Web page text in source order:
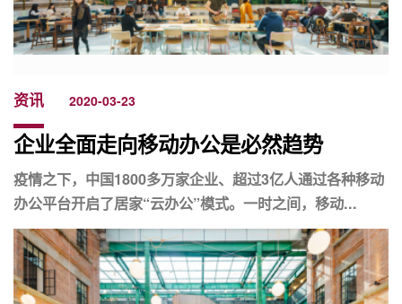
资讯 2020-03-23
企业全面走向移动办公是必然趋势
疫情之下，中国1800多万家企业、超过3亿人通过各种移动
办公平台开启了居家“云办公”模式。一时之间，移动...